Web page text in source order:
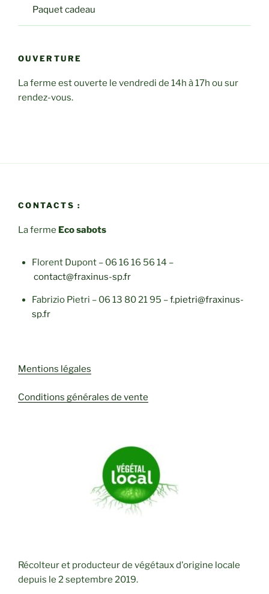
Paquet cadeau
OUVERTURE
La ferme est ouverte le vendredi de 14h à 17h ou sur
rendez-vous.
CONTACTS :
La ferme Eco sabots
Florent Dupont – 06 16 16 56 14 –
contact@fraxinus-sp.fr
Fabrizio Pietri – 06 13 80 21 95 –f.pietri@fraxinus-
sp.fr
Mentions légales
Conditions générales de vente
Récolteur et producteur de végétaux d'origine locale
depuis le 2 septembre 2019.